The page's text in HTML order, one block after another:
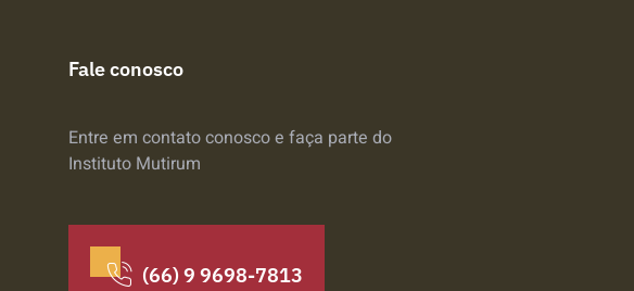
Fale conosco
Entre em contato conosco e faça parte do
Instituto Mutirum
(66) 9 9698-7813